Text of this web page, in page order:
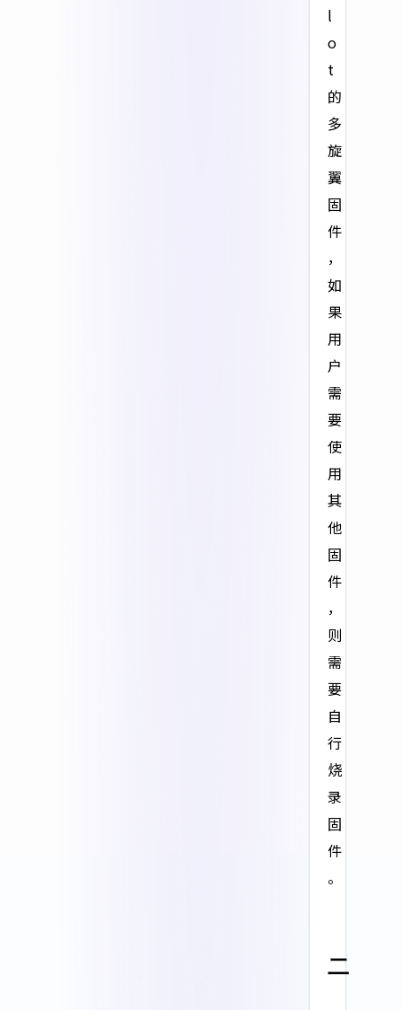
l
o
t
的
多
旋
翼
固
件
，
如
果
用
户
需
要
使
用
其
他
固
件
，
则
需
要
自
行
烧
录
固
件
。
二